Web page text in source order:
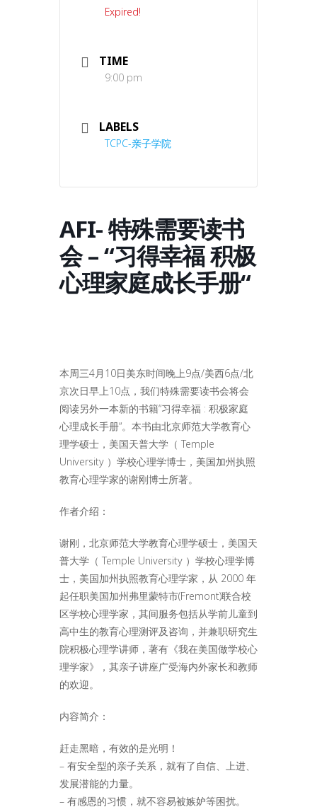
Expired!
TIME
9:00 pm
LABELS
TCPC-亲子学院
AFI- 特殊需要读书
会 – “习得幸福 积极
心理家庭成长手册“
本周三4月10日美东时间晚上9点/美西6点/北
京次日早上10点，我们特殊需要读书会将会
阅读另外一本新的书籍“习得幸福 : 积极家庭
心理成长手册“。本书由北京师范大学教育心
理学硕士，美国天普大学（ Temple
University ）学校心理学博士，美国加州执照
教育心理学家的谢刚博士所著。
作者介绍：
谢刚，北京师范大学教育心理学硕士，美国天
普大学（ Temple University ）学校心理学博
士，美国加州执照教育心理学家，从 2000 年
起任职美国加州弗里蒙特市(Fremont)联合校
区学校心理学家，其间服务包括从学前儿童到
高中生的教育心理测评及咨询，并兼职研究生
院积极心理学讲师，著有《我在美国做学校心
理学家》，其亲子讲座广受海内外家长和教师
的欢迎。
内容简介：
赶走黑暗，有效的是光明！
– 有安全型的亲子关系，就有了自信、上进、
发展潜能的力量。
– 有感恩的习惯，就不容易被嫉妒等困扰。